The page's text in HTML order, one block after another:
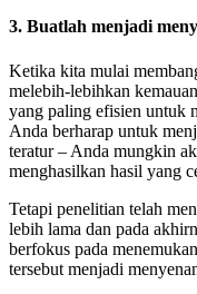
3. Buatlah menjadi
Ketika kita mulai
melebih-lebihkan
yang paling efisien untuk
Anda berharap untuk
teratur – Anda mungkin
menghasilkan hasil yang
Tetapi penelitian telah
lebih lama dan pada
berfokus pada
tersebut menjadi